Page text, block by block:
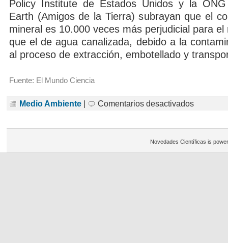
Policy Institute de Estados Unidos y la
Earth (Amigos de la Tierra) subrayan que el
mineral es 10.000 veces más perjudicial para el
que el de agua canalizada, debido a la
al proceso de extracción, embotellado y
Fuente: El Mundo Ciencia
Medio Ambiente | Comentarios desactivados
agua
lanza
la
Novedades Científicas is